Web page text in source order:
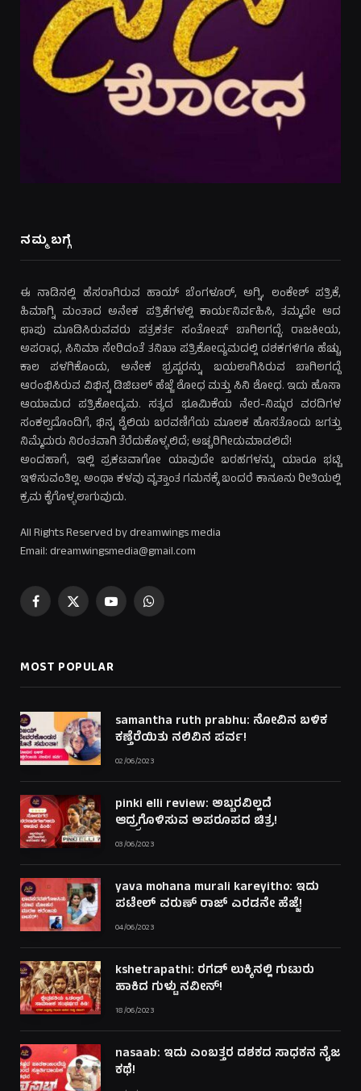
ನಮ್ಮ ಬಗ್ಗೆ
ಈ ನಾಡಿನಲ್ಲಿ ಹೆಸರಾಗಿರುವ ಹಾಯ್ ಬೆಂಗಳೂರ್, ಅಗ್ನಿ, ಲಂಕೇಶ್ ಪತ್ರಿಕೆ,
ಹಿಮಾಗ್ನಿ ಮಂತಾದ ಅನೇಕ ಪತ್ರಿಕೆಗಳಲ್ಲಿ ಕಾರ್ಯನಿರ್ವಹಿಸಿ, ತಮ್ಮದೇ ಆದ
ಛಾಪು ಮೂಡಿಸಿರುವವರು ಪತ್ರಕರ್ತ ಸಂತೋಷ್ ಬಾಗಿಲಗದ್ದೆ. ರಾಜಕೀಯ,
ಅಪರಾಧ, ಸಿನಿಮಾ ಸೇರಿದಂತೆ ತನಿಖಾ ಪತ್ರಿಕೋದ್ಯಮದಲ್ಲಿ ದಶಕಗಳಿಗೂ ಹೆಚ್ಚು
ಕಾಲ ಪಳಗಿಕೊಂಡು, ಅನೇಕ ಭ್ರಷ್ಟರನ್ನು ಬಯಲಾಗಿಸಿರುವ ಬಾಗಿಲಗದ್ದೆ
ಆರಂಭಿಸಿರುವ ವಿಭಿನ್ನ ಡಿಜಿಟಲ್ ಹೆಜ್ಜೆ ಶೋಧ ಮತ್ತು ಸಿನಿ ಶೋಧ. ಇದು ಹೊಸಾ
ಆಯಾಮದ ಪತ್ರಿಕೋದ್ಯಮ. ಸತ್ಯದ ಭೂಮಿಕೆಯ ನೇರ-ನಿಷ್ಠುರ ವರದಿಗಳ
ಸಂಕಲ್ಪದೊಂದಿಗೆ, ಭಿನ್ನ ಶೈಲಿಯ ಬರವಣಿಗೆಯ ಮೂಲಕ ಹೊಸತೊಂದು ಜಗತ್ತು
ನಿಮ್ಮೆದುರು ನಿರಂತವಾಗಿ ತೆರೆದುಕೊಳ್ಳಲಿದೆ; ಅಚ್ಚರಿಗೀಡುಮಾಡಲಿದೆ!
ಅಂದಹಾಗೆ, ಇಲ್ಲಿ ಪ್ರಕಟವಾಗೋ ಯಾವುದೇ ಬರಹಗಳನ್ನು ಯಾರೂ ಭಟ್ಟಿ
ಇಳಿಸುವಂತಿಲ್ಲ. ಅಂಥಾ ಕಳವು ವೃತ್ತಾಂತ ಗಮನಕ್ಕೆ ಬಂದರೆ ಕಾನೂನು ರೀತಿಯಲ್ಲಿ
ಕ್ರಮ ಕೈಗೊಳ್ಳಲಾಗುವುದು.
All Rights Reserved by dreamwings media
Email: dreamwingsmedia@gmail.com
Facebook
X
YouTubeWhatsApp
MOST POPULAR
samantha ruth prabhu: ನೋವಿನ ಬಳಿಕ
ಕಣ್ತೆರೆಯಿತು ನಲಿವಿನ ಪರ್ವ!
02/06/2023
pinki elli review: ಅಬ್ಬರವಿಲ್ಲದೆ
ಆದ್ರ್ರಗೊಳಿಸುವ ಅಪರೂಪದ ಚಿತ್ರ!
03/06/2023
yava mohana murali kareyitho: ಇದು
ಪಟೇಲ್ ವರುಣ್ ರಾಜ್ ಎರಡನೇ ಹೆಜ್ಜೆ!
04/06/2023
kshetrapathi: ರಗಡ್ ಲುಕ್ಕಿನಲ್ಲಿ ಗುಟುರು
ಹಾಕಿದ ಗುಳ್ಟು ನವೀನ್!
18/06/2023
nasaab: ಇದು ಎಂಬತ್ತರ ದಶಕದ ಸಾಧಕನ ನೈಜ
ಕಥೆ!